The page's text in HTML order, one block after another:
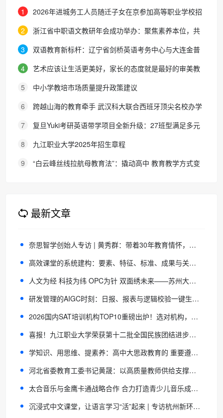
1
2026年进城务工人员随迁子女在京参加高等职业学校招
生考试报名通知
2
浙江省中职语文教研年会成功举办：聚焦素养本位，共
探职教语文教学新路径
3
双语教育新标杆：辽宁省剑桥英语考务中心与大连金普
新区华美双语学校签约剑桥英语体系教学示范学校
4
艺术应该让生活更美好，家长的态度就是最好的审美教
育！
5
中小学教培市场质量提升政策建议
6
跨越山海的教育牵手 武汉科大联合西班牙顶尖名校办学
院，首届新生入学
7
复旦Yuki考研英语带学项目全新升级：27班型满足多元
需求，协议保障助力考研梦想
8
九江职业大学2025年招生章程
9
“白云峰丝线拉航母教育法”：撬动高中 教育教学方式变
最新文章
奈思智学创始人专访 | 黄秀群：带着30年教育情怀，奔赴“陪伴3000万中华学子”的约定
高效课堂的系统建构：要素、特征、标准、成果与关键环节
人文为经 科技为纬 OPC为针 双面绣未来——苏州大学OPC实践与人文经济学探索
研发管理的AIGC时刻：日报、报表与逻辑校验一键生成，项目风险实时可视
2026国内SAT培训机构TOP10重磅出炉！选对机构，冲刺1500+分不再难
喜报！九江职业大学荣获第十二批全国民族团结进步示范区示范单位
学知识、用思维、提素养：高中大思政教育的 重要遵循与核心抓手
河北省委教育工委书记黄晟：以高质量教师供给支撑教育高质量发展
太合音乐与金鹰卡通战略合作 合力打造青少儿音乐成长IP《中国新声代2026》
沉浸式中文课堂，让语言学习“活”起来 | 专访杭州新环球汉语Teresa老师